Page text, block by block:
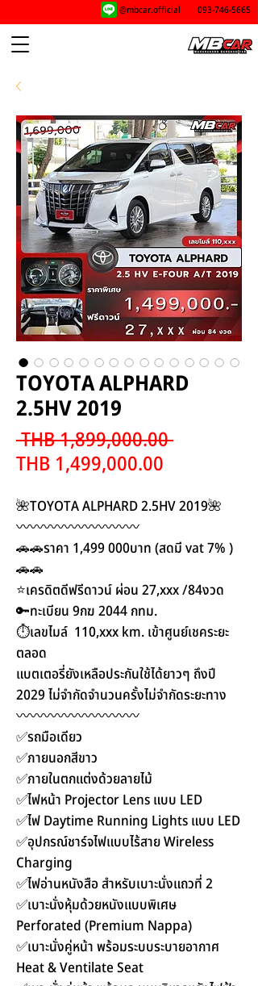
@mbcar.official 093-746-5665
TOYOTA ALPHARD
2.5HV 2019
THB 1,899,000.00 Regular
THB 1,499,000.00
🌺TOYOTA ALPHARD 2.5HV 2019🌺
〰️〰️〰️〰️〰️〰️〰️〰️〰️
🚗🚗ราคา 1,499 000บาท (สดมี vat 7% )
🚗🚗
⭐️เครดิตดีฟรีดาวน์ ผ่อน 27,xxx /84งวด
🔑ทะเบียน 9กฆ 2044 กทม.
⏱️เลขไมล์ 110,xxx km. เข้าศูนย์เชคระยะ
ตลอด
แบตเตอรี่ยังเหลือประกันใช้ได้ยาวๆ ถึงปี
2029 ไม่จำกัดจำนวนครั้งไม่จำกัดระยะทาง
〰️〰️〰️〰️〰️〰️〰️〰️〰️
✅รถมือเดียว
✅ภายนอกสีขาว
✅ภายในตกแต่งด้วยลายไม้
✅ไฟหน้า Projector Lens แบบ LED
✅ไฟ Daytime Running Lights แบบ LED
✅อุปกรณ์ชาร์จไฟแบบไร้สาย Wireless
Charging
✅ไฟอ่านหนังสือ สำหรับเบาะนั่งแถวที่ 2
✅เบาะนั่งหุ้มด้วยหนังแบบพิเศษ
Perforated (Premium Nappa)
✅เบาะนั่งคู่หน้า พร้อมระบบระบายอากาศ
Heat & Ventilate Seat